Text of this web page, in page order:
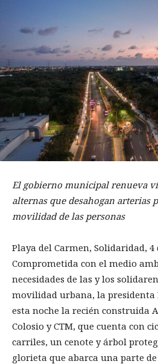
El gobierno municipal renueva
alternas que desahogan arterias
movilidad de las personas
Playa del Carmen, Solidaridad, 4
Comprometida con el medio
necesidades de las y los
movilidad urbana, la presidenta
esta noche la recién construida
Colosio y CTM, que cuenta con
carriles, un cenote y árbol
glorieta que abarca una parte